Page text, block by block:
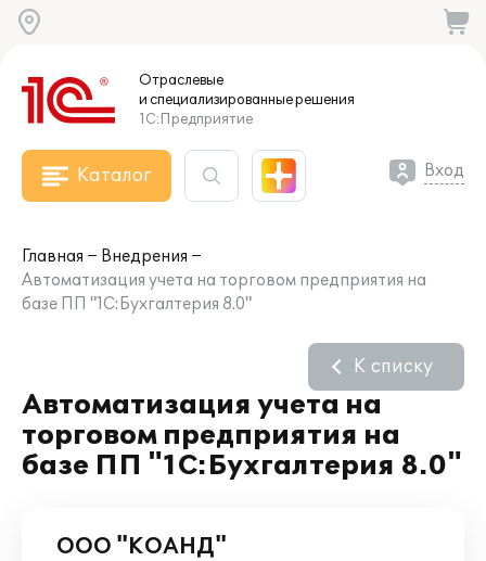
Отраслевые
и специализированныерешения
1С:Предприятие
Каталог Вход
Главная
Внедрения
Автоматизация учета на торговом предприятия на
базе ПП "1С:Бухгалтерия 8.0"
Автоматизация учета на
торговом предприятия на
базе ПП "1С:Бухгалтерия 8.0"
К списку
ООО "КОАНД"